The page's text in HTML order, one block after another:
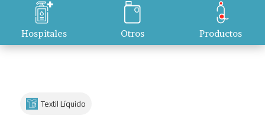
Hospitales Otros Productos
Textil Líquido